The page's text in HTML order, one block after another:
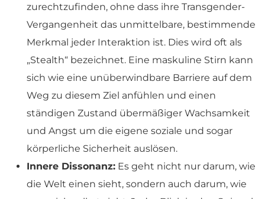
zurechtzufinden, ohne dass ihre Transgender-
Vergangenheit das unmittelbare, bestimmende
Merkmal jeder Interaktion ist. Dies wird oft als
„Stealth“ bezeichnet. Eine maskuline Stirn kann
sich wie eine unüberwindbare Barriere auf dem
Weg zu diesem Ziel anfühlen und einen
ständigen Zustand übermäßiger Wachsamkeit
und Angst um die eigene soziale und sogar
körperliche Sicherheit auslösen.
Innere Dissonanz: Es geht nicht nur darum, wie
die Welt einen sieht, sondern auch darum, wie